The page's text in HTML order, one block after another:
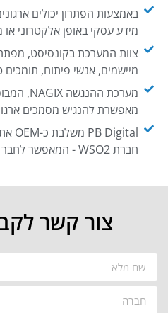
באמצעות הפתרון יכולים
מידע עסקי באופן אלקטרוני או
צוות המערכת בקונסיסט,
מיישמים, אנשי פיתוח, תומכים
מאפשרת להנגיש מסמכים
חברת WSO2 - המאפשר לחבר בקלות בין מערכות ארגוניות
צור קשר